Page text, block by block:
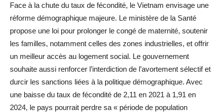
Face à la chute du taux de fécondité, le Vietnam envisage une
réforme démographique majeure. Le ministère de la Santé
propose une loi pour prolonger le congé de maternité, soutenir
les familles, notamment celles des zones industrielles, et offrir
un meilleur accès au logement social. Le gouvernement
souhaite aussi renforcer l’interdiction de l’avortement sélectif et
durcir les sanctions liées à la politique démographique. Avec
une baisse du taux de fécondité de 2,11 en 2021 à 1,91 en
2024, le pays pourrait perdre sa « période de population